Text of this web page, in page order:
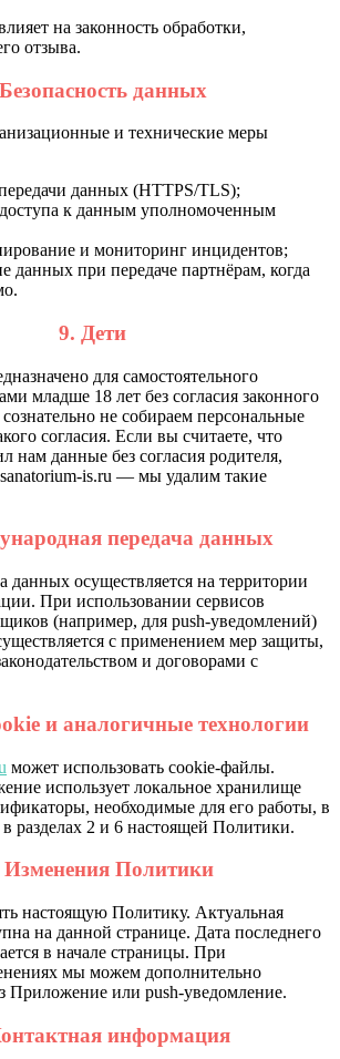
на законность обработки,
отзыва.
данных
и технические меры
данных (HTTPS/TLS);
к данным уполномоченным
и мониторинг инцидентов;
данных при передаче партнёрам, когда
9. Дети
для самостоятельного
младше 18 лет без согласия законного
не собираем персональные
согласия. Если вы считаете, что
нам данные без согласия родителя,
is.ru — мы удалим такие
передача данных
данных осуществляется на территории
При использовании сервисов
(например, для push-уведомлений)
с применением мер защиты,
и договорами с
и аналогичные технологии
может использовать cookie-файлы.
использует локальное хранилище
необходимые для его работы, в
разделах 2 и 6 настоящей Политики.
Изменения Политики
настоящую Политику. Актуальная
на данной странице. Дата последнего
в начале страницы. При
мы можем дополнительно
Приложение или push-уведомление.
информация